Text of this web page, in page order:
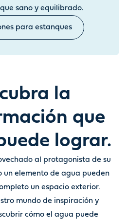
sano y equilibrado.
para estanques
la
que
lograr.
al protagonista de su
un elemento de agua pueden
un espacio exterior.
mundo de inspiración y
cómo el agua puede